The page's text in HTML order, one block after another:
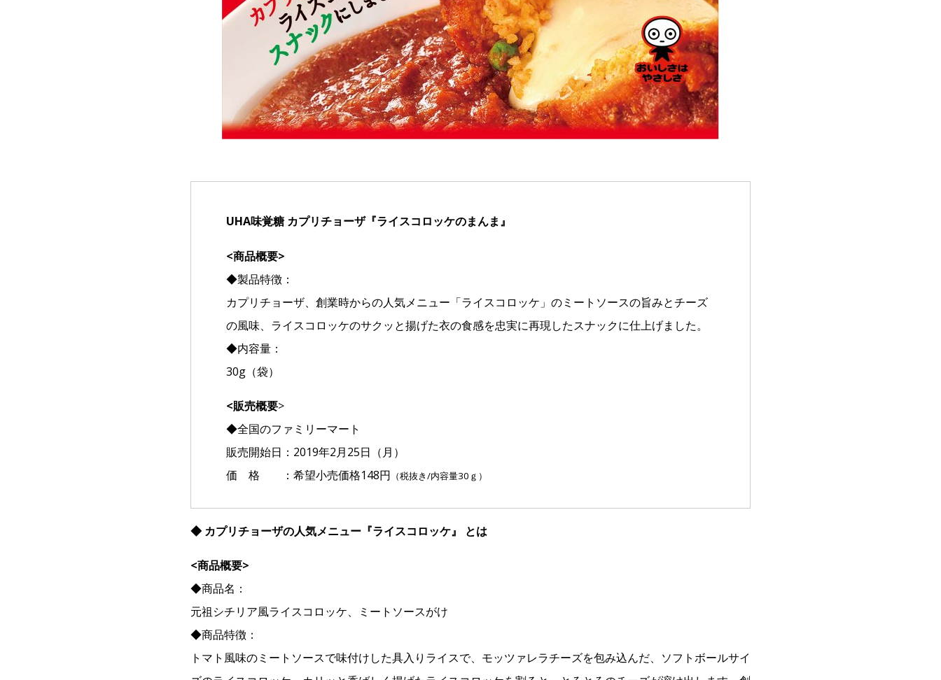
UHA味覚糖 カプリチョーザ『ライスコロッケのまんま』
<商品概要>
◆製品特徴：
カプリチョーザ、創業時からの人気メニュー「ライスコロッケ」のミートソースの旨みとチーズ
の風味、ライスコロッケのサクッと揚げた衣の食感を忠実に再現したスナックに仕上げました。
◆内容量：
30g（袋）
<販売概要>
◆全国のファミリーマート
販売開始日：2019年2月25日（月）
価 格 ：希望小売価格148円 （税抜き/内容量30ｇ）
◆ カプリチョーザの人気メニュー『ライスコロッケ』 とは
<商品概要>
◆商品名：
元祖シチリア風ライスコロッケ、ミートソースがけ
◆商品特徴：
トマト風味のミートソースで味付けした具入りライスで、モッツァレラチーズを包み込んだ、ソフトボールサイ